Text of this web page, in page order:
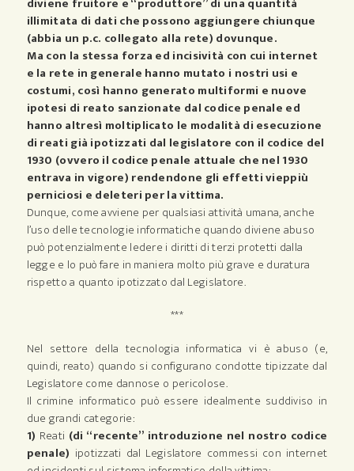
illimitata di dati che possono aggiungere chiunque
(abbia un p.c. collegato alla rete) dovunque.
Ma con la stessa forza ed incisività con cui internet
e la rete in generale hanno mutato i nostri usi e
costumi, così hanno generato multiformi e nuove
ipotesi di reato sanzionate dal codice penale ed
hanno altresì moltiplicato le modalità di esecuzione
di reati già ipotizzati dal legislatore con il codice del
1930 (ovvero il codice penale attuale che nel 1930
entrava in vigore) rendendone gli effetti vieppiù
perniciosi e deleteri per la vittima.
Dunque, come avviene per qualsiasi attività umana, anche
l’uso delle tecnologie informatiche quando diviene abuso
può potenzialmente ledere i diritti di terzi protetti dalla
legge e lo può fare in maniera molto più grave e duratura
rispetto a quanto ipotizzato dal Legislatore.
***
Nel settore della tecnologia informatica vi è abuso (e,
quindi, reato) quando si configurano condotte tipizzate dal
Legislatore come dannose o pericolose.
Il crimine informatico può essere idealmente suddiviso in
due grandi categorie:
1) Reati (di “recente” introduzione nel nostro codice
penale) ipotizzati dal Legislatore commessi con internet